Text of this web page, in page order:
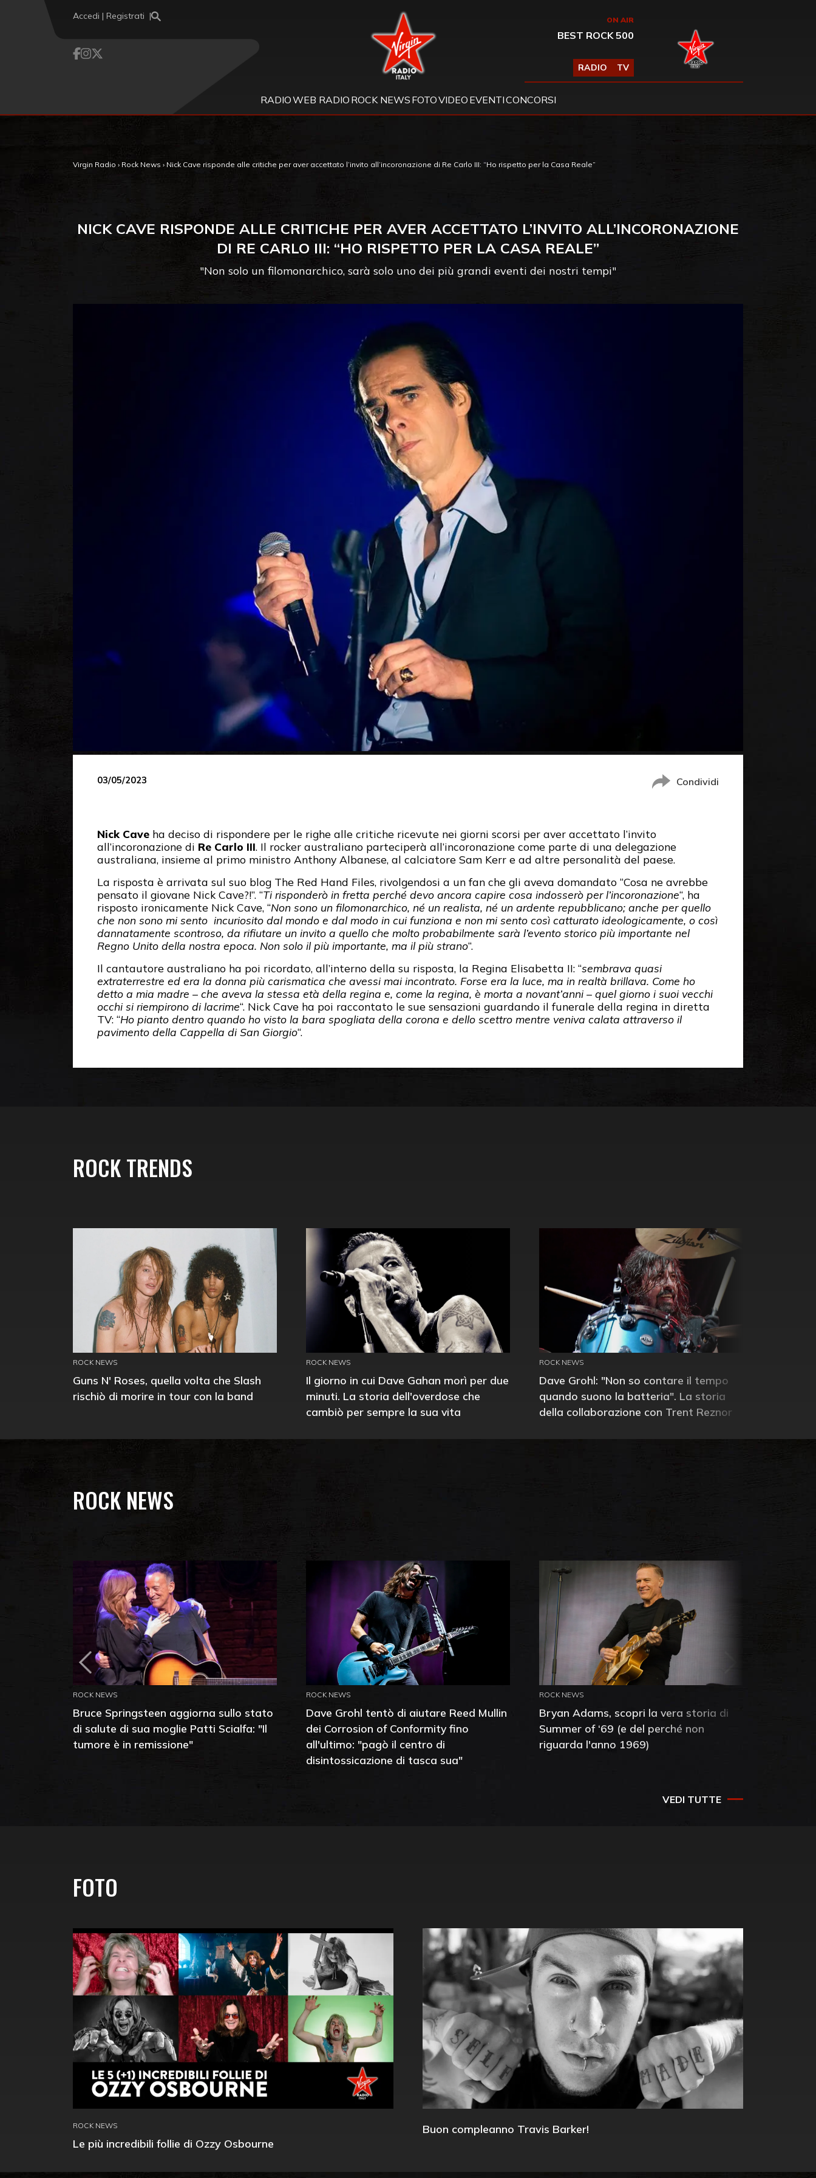
Accedi | Registrati Virgin Radio ON AIR
BEST ROCK 500
RADIO TV
RADIOWEB RADIO ROCK NEWS FOTOVIDEO EVENTICONCORSI
Virgin Radio › Rock News › Nick Cave risponde alle critiche per aver accettato l’invito all’incoronazione di Re Carlo III: “Ho rispetto per la Casa Reale”
NICK CAVE RISPONDE ALLE CRITICHE PER AVER ACCETTATO L’INVITO ALL’INCORONAZIONE
DI RE CARLO III: “HO RISPETTO PER LA CASA REALE”
"Non solo un filomonarchico, sarà solo uno dei più grandi eventi dei nostri tempi"
03/05/2023 Condividi
Nick Cave ha deciso di rispondere per le righe alle critiche ricevute nei giorni scorsi per aver accettato l’invito
all’incoronazione di Re Carlo III. Il rocker australiano parteciperà all’incoronazione come parte di una delegazione
australiana, insieme al primo ministro Anthony Albanese, al calciatore Sam Kerr e ad altre personalità del paese.
La risposta è arrivata sul suo blog The Red Hand Files, rivolgendosi a un fan che gli aveva domandato “Cosa ne avrebbe
pensato il giovane Nick Cave?!”. “Ti risponderò in fretta perché devo ancora capire cosa indosserò per l’incoronazione“, ha
risposto ironicamente Nick Cave, “Non sono un filomonarchico, né un realista, né un ardente repubblicano; anche per quello
che non sono mi sento incuriosito dal mondo e dal modo in cui funziona e non mi sento così catturato ideologicamente, o così
dannatamente scontroso, da rifiutare un invito a quello che molto probabilmente sarà l’evento storico più importante nel
Regno Unito della nostra epoca. Non solo il più importante, ma il più strano“.
Il cantautore australiano ha poi ricordato, all’interno della su risposta, la Regina Elisabetta II: “sembrava quasi
extraterrestre ed era la donna più carismatica che avessi mai incontrato. Forse era la luce, ma in realtà brillava. Come ho
detto a mia madre – che aveva la stessa età della regina e, come la regina, è morta a novant’anni – quel giorno i suoi vecchi
occhi si riempirono di lacrime“. Nick Cave ha poi raccontato le sue sensazioni guardando il funerale della regina in diretta
TV: “Ho pianto dentro quando ho visto la bara spogliata della corona e dello scettro mentre veniva calata attraverso il
pavimento della Cappella di San Giorgio“.
ROCK TRENDS
ROCK NEWS
Guns N' Roses, quella volta che Slash
rischiò di morire in tour con la band
ROCK NEWS
Il giorno in cui Dave Gahan morì per due
minuti. La storia dell'overdose che
cambiò per sempre la sua vita
ROCK NEWS
Dave Grohl: "Non so contare il tempo
quando suono la batteria". La storia
della collaborazione con Trent Reznor
ROCK NEWS
ROCK NEWS
Bruce Springsteen aggiorna sullo stato
di salute di sua moglie Patti Scialfa: "Il
tumore è in remissione"
ROCK NEWS
Dave Grohl tentò di aiutare Reed Mullin
dei Corrosion of Conformity fino
all'ultimo: "pagò il centro di
disintossicazione di tasca sua"
ROCK NEWS
Bryan Adams, scopri la vera storia di
Summer of ‘69 (e del perché non
riguarda l'anno 1969)
VEDI TUTTE
FOTO
ROCK NEWS
Le più incredibili follie di Ozzy Osbourne
Buon compleanno Travis Barker!